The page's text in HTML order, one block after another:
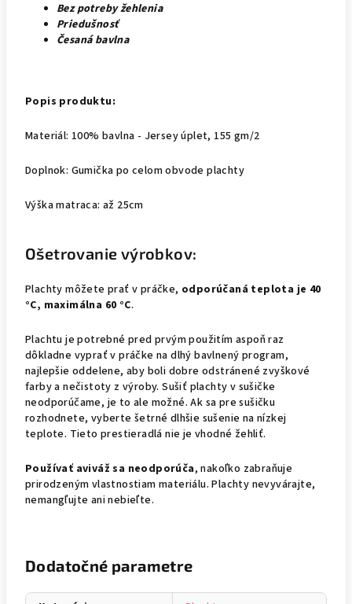
Bez potreby žehlenia
Priedušnosť
Česaná bavlna
Popis produktu:
Materiál: 100% bavlna - Jersey úplet, 155 gm/2
Doplnok: Gumička po celom obvode plachty
Výška matraca:až 25cm
Ošetrovanie výrobkov:
Plachty môžete prať v práčke, odporúčaná teplota je 40
°C, maximálna 60 °C.
Plachtu je potrebné pred prvým použitím aspoň raz
dôkladne vyprať v práčke na dlhý bavlnený program,
najlepšie oddelene, aby boli dobre odstránené zvyškové
farby a nečistoty z výroby. Sušiť plachty v sušičke
neodporúčame, je to ale možné. Ak sa pre sušičku
rozhodnete, vyberte šetrné dlhšie sušenie na nízkej
teplote. Tieto prestieradlá nie je vhodné žehliť.
Používať aviváž sa neodporúča, nakoľko zabraňuje
prirodzeným vlastnostiam materiálu. Plachty nevyvárajte,
nemangľujte ani nebieľte.
Dodatočné parametre